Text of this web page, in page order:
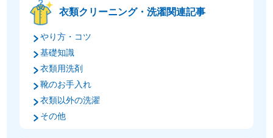
衣類クリーニング・洗濯関連記事
やり方・コツ
基礎知識
衣類用洗剤
靴のお手入れ
衣類以外の洗濯
その他